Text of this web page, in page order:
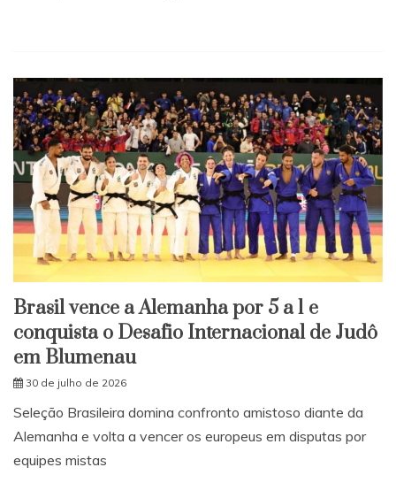
Brasil vence a Alemanha por 5 a 1 e
conquista o Desafio Internacional de Judô
em Blumenau
30 de julho de 2026
Seleção Brasileira domina confronto amistoso diante da
Alemanha e volta a vencer os europeus em disputas por
equipes mistas